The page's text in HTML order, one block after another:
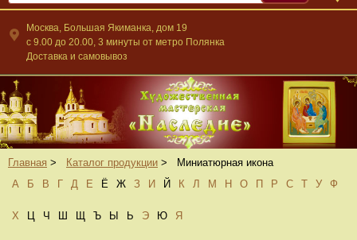
Москва, Большая Якиманка, дом 19
c 9.00 до 20.00, 3 минуты от метро Полянка
Доставка и самовывоз
Главная > Каталог продукции >
Миниатюрная икона
А
Б В Г Д Е Ё Ж З И Й К Л М Н О П Р С Т У Ф
Х Ц Ч Ш Щ Ъ Ы Ь Э Ю Я